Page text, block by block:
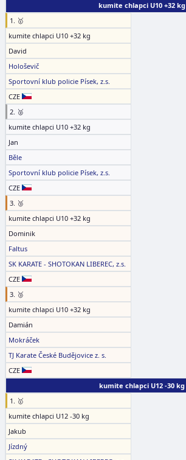
kumite chlapci U10 +32 kg
1. 🥇
kumite chlapci U10 +32 kg
David
Hološevič
Sportovní klub policie Písek, z.s.
CZE
2. 🥈
kumite chlapci U10 +32 kg
Jan
Běle
Sportovní klub policie Písek, z.s.
CZE
3. 🥉
kumite chlapci U10 +32 kg
Dominik
Faltus
SK KARATE - SHOTOKAN LIBEREC, z.s.
CZE
3. 🥉
kumite chlapci U10 +32 kg
Damián
Mokráček
TJ Karate České Budějovice z. s.
CZE
kumite chlapci U12 -30 kg
1. 🥇
kumite chlapci U12 -30 kg
Jakub
Jízdný